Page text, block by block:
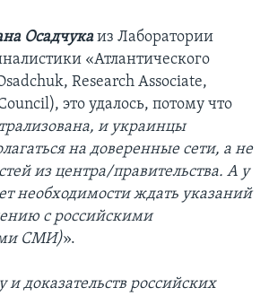
Осадчукаиз Лаборатории
«Атлантического
Research Associate,
это удалось, потому что
и украинцы
на доверенные сети, а не
из центра/правительства. А у
необходимости ждать указаний
с российскими
СМИ)».
и доказательств российских